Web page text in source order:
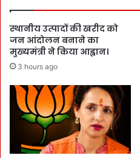
स्थानीय उत्पादों की खरीद को
जन आंदोलन बनाने का
मुख्यमंत्री ने किया आह्वान।
3 hours ago